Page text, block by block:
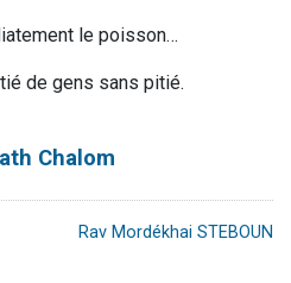
le poisson…
de gens sans pitié.
Chalom
Rav Mordékhai STEBOUN